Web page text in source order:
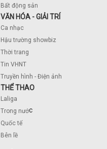
Bất động sản
VĂN HÓA - GIẢI TRÍ
Ca nhạc
Hậu trường showbiz
Thời trang
Tin VHNT
Truyền hình - Điện ảnh
THỂ THAO
Laliga
Trong nước
Quốc tế
Bên lề